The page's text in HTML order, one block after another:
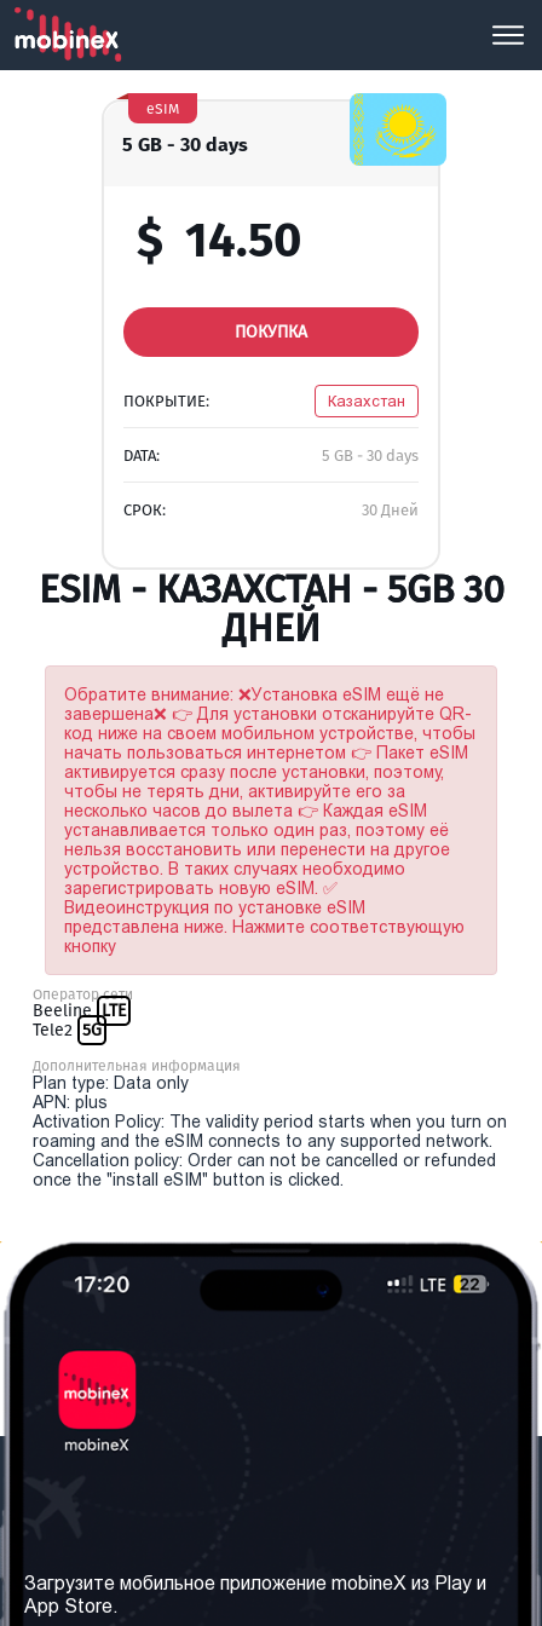
5 GB - 30 days
eSIM
$ 14.50
ПОКУПКА
ПОКРЫТИЕ: Казахстан
DATA: 5 GB - 30 days
СРОК: 30 Дней
ESIM - КАЗАХСТАН - 5GB 30
ДНЕЙ
Обратите внимание: ❌Установка eSIM ещё не
завершена❌ 👉 Для установки отсканируйте QR-
код ниже на своем мобильном устройстве, чтобы
начать пользоваться интернетом 👉 Пакет eSIM
активируется сразу после установки, поэтому,
чтобы не терять дни, активируйте его за
несколько часов до вылета 👉 Каждая eSIM
устанавливается только один раз, поэтому её
нельзя восстановить или перенести на другое
устройство. В таких случаях необходимо
зарегистрировать новую eSIM. ✅
Видеоинструкция по установке eSIM
представлена ниже. Нажмите соответствующую
кнопку
Оператор сети
Beeline LTE
Tele2 5G
Дополнительная информация
Plan type: Data only
APN: plus
Activation Policy: The validity period starts when you turn on
roaming and the eSIM connects to any supported network.
Cancellation policy: Order can not be cancelled or refunded
once the "install eSIM" button is clicked.
Наши сервисы
Правила и Условия
Загрузите мобильное приложение mobineX из Play и
App Store.